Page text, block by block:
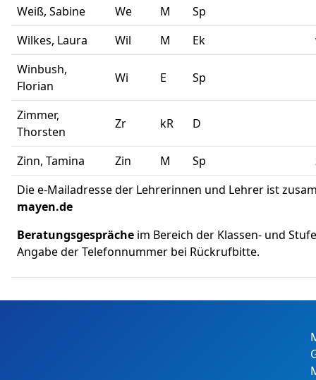
Weiß, Sabine We M Sp
Wilkes, Laura
Wil M Ek
Winbush,
Florian
Wi E Sp
Zimmer,
Thorsten
Zr kR D
Zinn, Tamina Zin M Sp
Die e-Mailadresse der Lehrerinnen und Lehrer ist
mayen.de
Beratungsgespräche im Bereich der Klassen- und
Angabe der Telefonnummer bei Rückrufbitte.